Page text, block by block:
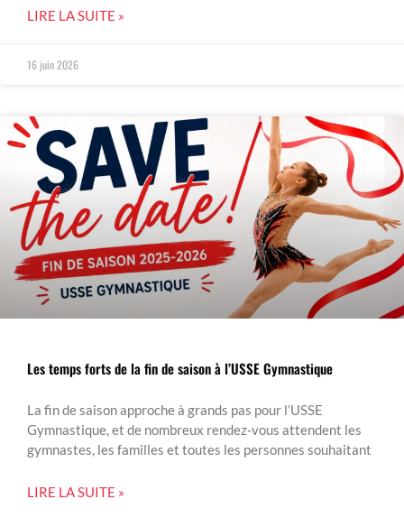
LIRE LA SUITE »
16 juin 2026
Les temps forts de la fin de saison à l’USSE Gymnastique
La fin de saison approche à grands pas pour l’USSE
Gymnastique, et de nombreux rendez-vous attendent les
gymnastes, les familles et toutes les personnes souhaitant
LIRE LA SUITE »